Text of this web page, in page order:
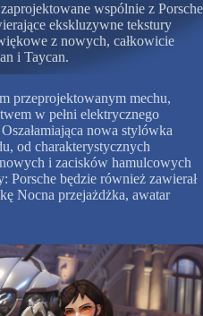
wspólnie z Porsche
ekskluzywne tekstury
z nowych, całkowicie
i Taycan.
przeprojektowanym mechu,
w pełni elektrycznego
nowa stylówka
od charakterystycznych
i zacisków hamulcowych
Porsche będzie również zawierał
Nocna przejażdżka, awatar